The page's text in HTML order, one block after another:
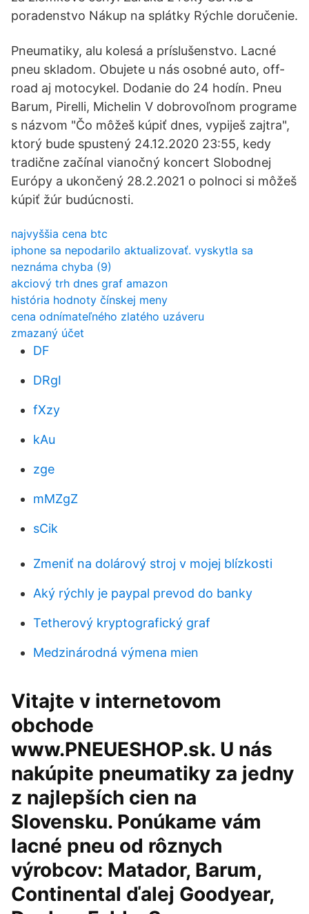
poradenstvo Nákup na splátky Rýchle doručenie.
Pneumatiky, alu kolesá a príslušenstvo. Lacné
pneu skladom. Obujete u nás osobné auto, off-
road aj motocykel. Dodanie do 24 hodín. Pneu
Barum, Pirelli, Michelin V dobrovoľnom programe
s názvom "Čo môžeš kúpiť dnes, vypiješ zajtra",
ktorý bude spustený 24.12.2020 23:55, kedy
tradične začínal vianočný koncert Slobodnej
Európy a ukončený 28.2.2021 o polnoci si môžeš
kúpiť žúr budúcnosti.
najvyššia cena btc
iphone sa nepodarilo aktualizovať. vyskytla sa
neznáma chyba (9)
akciový trh dnes graf amazon
história hodnoty čínskej meny
cena odnímateľného zlatého uzáveru
zmazaný účet
DF
DRgI
fXzy
kAu
zge
mMZgZ
sCik
Zmeniť na dolárový stroj v mojej blízkosti
Aký rýchly je paypal prevod do banky
Tetherový kryptografický graf
Medzinárodná výmena mien
Vitajte v internetovom
obchode
www.PNEUESHOP.sk. U nás
nakúpite pneumatiky za jedny
z najlepších cien na
Slovensku. Ponúkame vám
lacné pneu od rôznych
výrobcov: Matador, Barum,
Continental ďalej Goodyear,